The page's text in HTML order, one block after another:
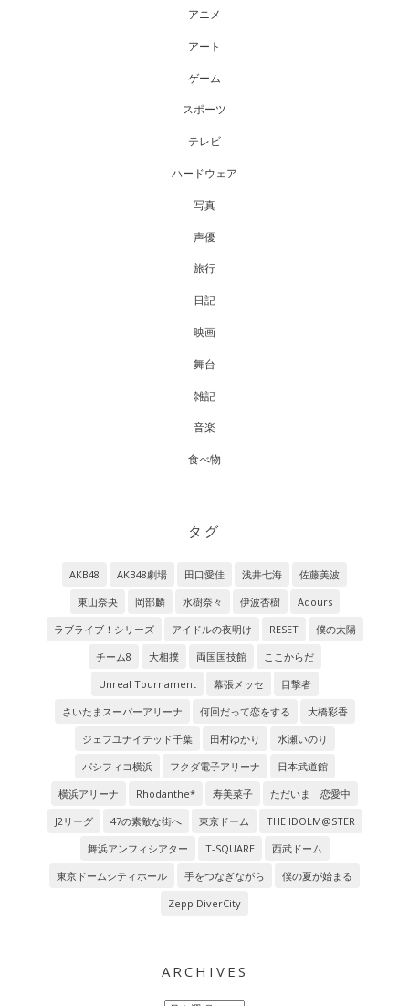
アニメ
アート
ゲーム
スポーツ
テレビ
ハードウェア
写真
声優
旅行
日記
映画
舞台
雑記
音楽
食べ物
タグ
AKB48 AKB48劇場 田口愛佳 浅井七海
佐藤美波
東山奈央
岡部麟 水樹奈々 伊波杏樹
Aqours
ラブライブ！シリーズ
アイドルの夜明け RESET
僕の太陽
チーム8
大相撲 両国国技館
ここからだ
Unreal Tournament
幕張メッセ
目撃者
さいたまスーパーアリーナ
何回だって恋をする
大橋彩香
ジェフユナイテッド千葉
田村ゆかり
水瀬いのり
パシフィコ横浜
フクダ電子アリーナ
日本武道館
横浜アリーナ
Rhodanthe* 寿美菜子
ただいま 恋愛中
J2リーグ
47の素敵な街へ 東京ドーム
THE IDOLM@STER
舞浜アンフィシアター
T-SQUARE
西武ドーム
東京ドームシティホール
手をつなぎながら
僕の夏が始まる
Zepp DiverCity
ARCHIVES